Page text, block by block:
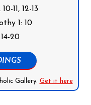
11, 12-13
1: 10
20
Gallery. Get it here